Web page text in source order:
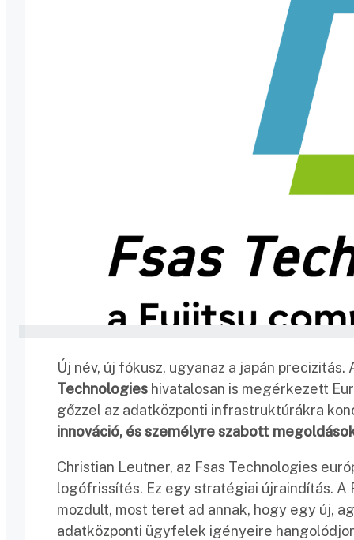
Új név, új fókusz, ugyanaz a japán
Technologies hivatalosan is megérkezett
gőzzel az adatközponti infrastruktúrákra
innováció, és személyre szabott
Christian Leutner, az Fsas Technologies
logófrissítés. Ez egy stratégiai újraindítás.
mozdult, most teret ad annak, hogy egy új,
adatközponti ügyfelek igényeire